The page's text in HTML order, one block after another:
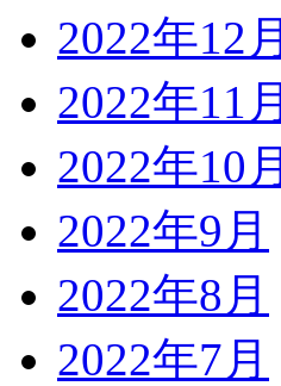
2022年12月
2022年11月
2022年10月
2022年9月
2022年8月
2022年7月